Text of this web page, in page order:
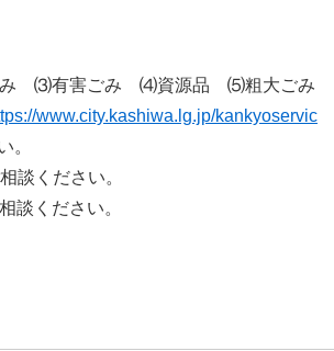
み ⑶有害ごみ ⑷資源品 ⑸粗大ごみ
www.city.kashiwa.lg.jp/kankyoservic
。
談ください。
談ください。